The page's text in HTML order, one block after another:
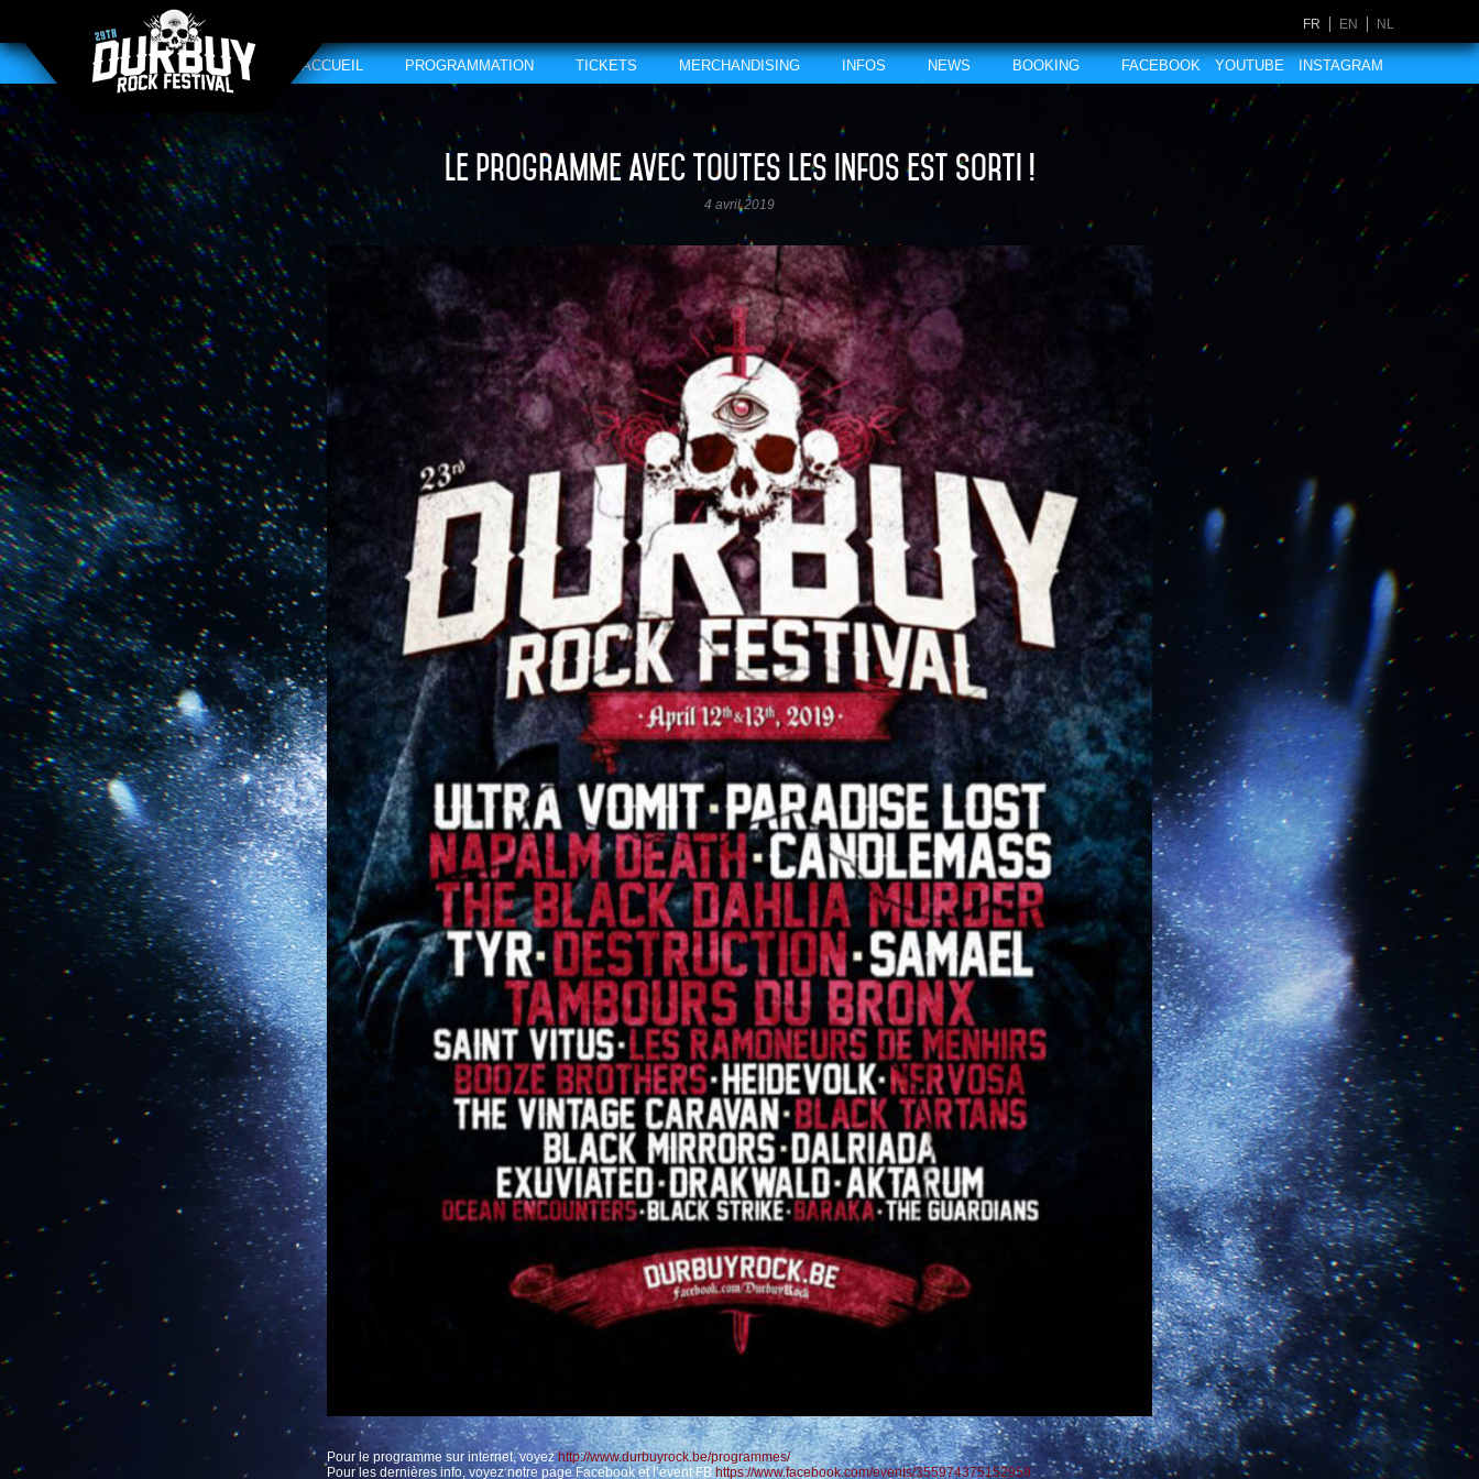
FR EN NL
ACCUEIL PROGRAMMATION TICKETS MERCHANDISING INFOS NEWS BOOKING FACEBOOK YOUTUBE INSTAGRAM
Le programme avec toutes les infos est sorti !
4 avril 2019
Pour le programme sur internet, voyezhttp://www.durbuyrock.be/programmes/
Pour les dernières info, voyez notre page Facebook et l’event FB https://www.facebook.com/events/355974375152959